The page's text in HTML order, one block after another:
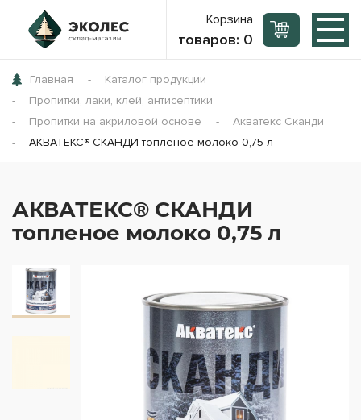
Корзина
товаров: 0
Главная
Каталог продукции
Пропитки, лаки, клей, антисептики
Пропитки на акриловой основе
Акватекс Сканди
АКВАТЕКС® СКАНДИ топленое молоко 0,75 л
АКВАТЕКС® СКАНДИ
топленое молоко 0,75 л